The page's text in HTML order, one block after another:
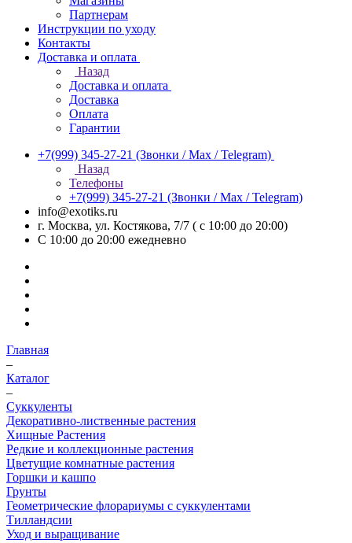
Партнерам
Инструкции по уходу
Контакты
Доставка и оплата
Назад
Доставка и оплата
Доставка
Оплата
Гарантии
+7(999) 345-27-21 (Звонки / Max / Telegram)
Назад
Телефоны
+7(999) 345-27-21 (Звонки / Max / Telegram)
info@exotiks.ru
г. Москва, ул. Костякова, 7/7 ( с 10:00 до 20:00)
С 10:00 до 20:00 ежедневно
Главная
–
Каталог
–
Суккуленты
Декоративно-лиственные растения
Хищные Растения
Редкие и коллекционные растения
Цветущие комнатные растения
Горшки и кашпо
Грунты
Геометрические флорариумы с суккулентами
Тилландсии
Уход и выращивание